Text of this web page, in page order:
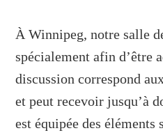
À Winnipeg, notre salle
spécialement afin d’être
discussion correspond
et peut recevoir jusqu’à
est équipée des éléments